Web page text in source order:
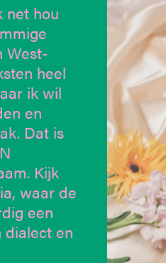
net hou
West-
heel
ik wil
en
Dat is
Kijk
waar de
een
dialect en